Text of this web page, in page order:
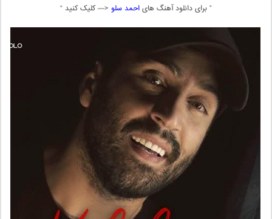
” برای دانلود آهنگ هایاحمد سلو <— کلیک کنید “